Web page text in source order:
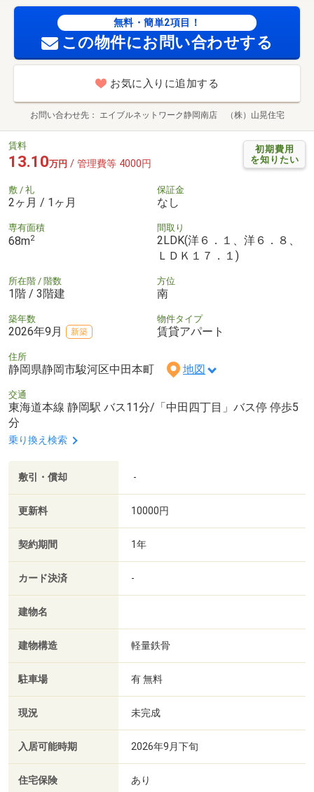
無料・簡単2項目！
この物件にお問い合わせする
お気に入りに追加する
お問い合わせ先 エイブルネットワーク静岡南店 （株）山晃住宅
初期費用
を知りたい
賃料
13.10万円 / 管理費等 4000円
敷 / 礼
2ヶ月 / 1ヶ月
保証金
なし
専有面積
68m2
間取り
2LDK(洋６．１、洋６．８、
ＬＤＫ１７．１)
所在階 / 階数
1階 / 3階建
方位
南
築年数
2026年9月 新築
物件タイプ
賃貸アパート
住所
静岡県静岡市駿河区中田本町 地図
交通
東海道本線 静岡駅 バス11分/「中田四丁目」バス停 停歩5
分
乗り換え検索
敷引・償却 -
更新料 10000円
契約期間 1年
カード決済 -
建物名
建物構造 軽量鉄骨
駐車場 有 無料
現況 未完成
入居可能時期 2026年9月下旬
住宅保険 あり